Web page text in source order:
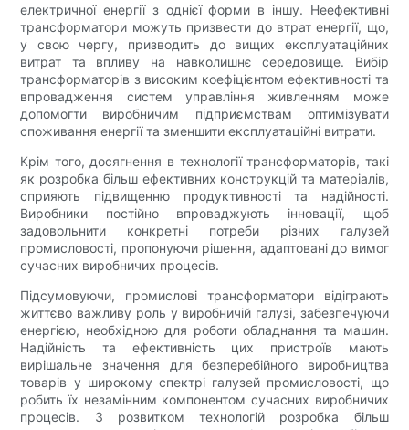
електричної енергії з однієї форми в іншу. Неефективні
трансформатори можуть призвести до втрат енергії, що,
у свою чергу, призводить до вищих експлуатаційних
витрат та впливу на навколишнє середовище. Вибір
трансформаторів з високим коефіцієнтом ефективності та
впровадження систем управління живленням може
допомогти виробничим підприємствам оптимізувати
споживання енергії та зменшити експлуатаційні витрати.
Крім того, досягнення в технології трансформаторів, такі
як розробка більш ефективних конструкцій та матеріалів,
сприяють підвищенню продуктивності та надійності.
Виробники постійно впроваджують інновації, щоб
задовольнити конкретні потреби різних галузей
промисловості, пропонуючи рішення, адаптовані до вимог
сучасних виробничих процесів.
Підсумовуючи, промислові трансформатори відіграють
життєво важливу роль у виробничій галузі, забезпечуючи
енергією, необхідною для роботи обладнання та машин.
Надійність та ефективність цих пристроїв мають
вирішальне значення для безперебійного виробництва
товарів у широкому спектрі галузей промисловості, що
робить їх незамінним компонентом сучасних виробничих
процесів. З розвитком технологій розробка більш